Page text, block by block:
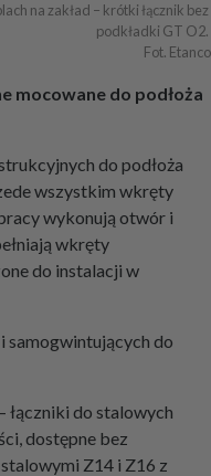
na zakład – krótki łącznik bez
podkładki GT O2.
Fot. Etanco
mocowane do podłoża
do podłoża
wszystkim wkręty
wykonują otwór i
wkręty
do instalacji w
samogwintujących do
łączniki do stalowych
dostępne bez
Z14 i Z16 z